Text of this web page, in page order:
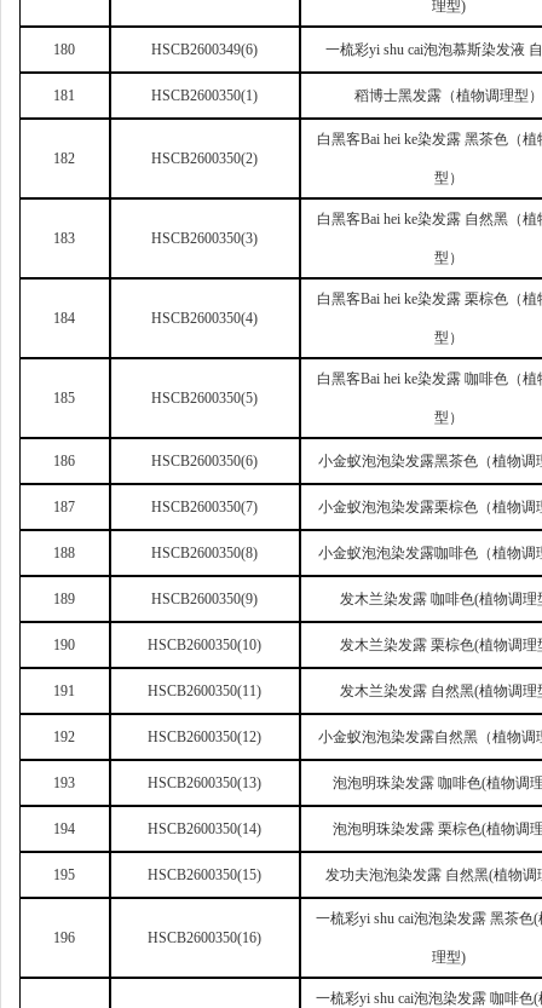
理型)
180 HSCB2600349(6) 一梳彩yi shu cai泡泡慕斯染发液
181 HSCB2600350(1) 稻博士黑发露（植物调理型）
182 HSCB2600350(2)
白黑客Bai hei ke染发露 黑茶色（植
型）
183 HSCB2600350(3)
白黑客Bai hei ke染发露 自然黑（植
型）
184 HSCB2600350(4)
白黑客Bai hei ke染发露 栗棕色（植
型）
185 HSCB2600350(5)
白黑客Bai hei ke染发露 咖啡色（植
型）
186 HSCB2600350(6) 小金蚁泡泡染发露黑茶色（植物调
187 HSCB2600350(7) 小金蚁泡泡染发露栗棕色（植物调
188 HSCB2600350(8) 小金蚁泡泡染发露咖啡色（植物调
189 HSCB2600350(9) 发木兰染发露 咖啡色(植物调理
190 HSCB2600350(10) 发木兰染发露 栗棕色(植物调理
191 HSCB2600350(11) 发木兰染发露 自然黑(植物调理
192 HSCB2600350(12) 小金蚁泡泡染发露自然黑（植物调
193 HSCB2600350(13) 泡泡明珠染发露 咖啡色(植物调
194 HSCB2600350(14) 泡泡明珠染发露 栗棕色(植物调
195 HSCB2600350(15) 发功夫泡泡染发露 自然黑(植物调
196 HSCB2600350(16)
一梳彩yi shu cai泡泡染发露 黑茶色
理型)
一梳彩yi shu cai泡泡染发露 咖啡色